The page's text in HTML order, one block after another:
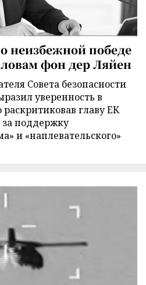
неизбежной победе
фон дер Ляйен
Совета безопасности
уверенность в
главу ЕК
поддержку
и «наплевательского»